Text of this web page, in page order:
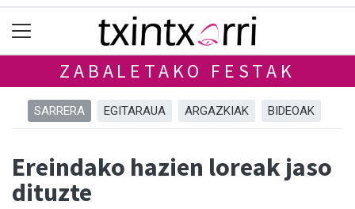
ZABALETAKO FESTAK
SARRERA EGITARAUA ARGAZKIAK BIDEOAK
Ereindako hazien loreak jaso
dituzte